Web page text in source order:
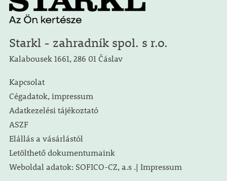
Starkl - zahradník spol. s r.o.
Kalabousek 1661, 286 01 Čáslav
Kapcsolat
Cégadatok, impressum
Adatkezelési tájékoztató
ASZF
Elállás a vásárlástól
Letölthető dokumentumaink
Weboldal adatok: SOFICO-CZ, a.s .| Impressum